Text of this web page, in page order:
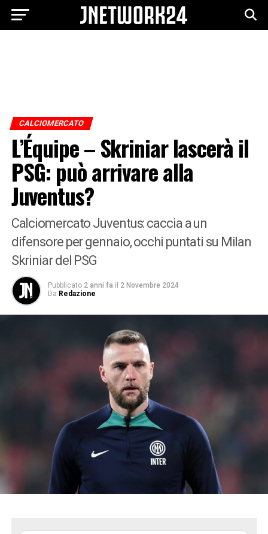
CALCIOMERCATO
L’Équipe – Skriniar lascerà il
PSG: può arrivare alla
Juventus?
Calciomercato Juventus: caccia a un
difensore per gennaio, occhi puntati su Milan
Skriniar del PSG
Pubblicato 2 anni fa il 2 Novembre 2024
Da Redazione